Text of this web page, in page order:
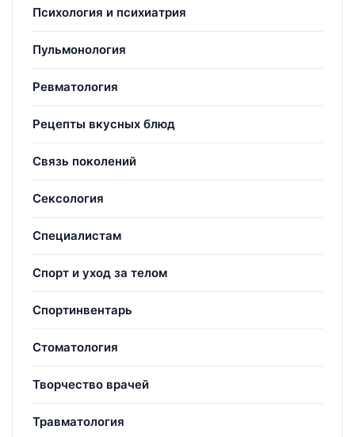
Психология и психиатрия
Пульмонология
Ревматология
Рецепты вкусных блюд
Связь поколений
Сексология
Специалистам
Спорт и уход за телом
Спортинвентарь
Стоматология
Творчество врачей
Травматология